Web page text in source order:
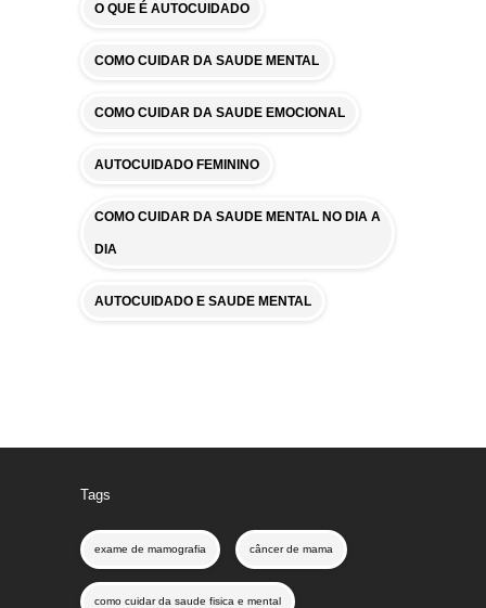
O QUE É AUTOCUIDADO
COMO CUIDAR DA SAUDE MENTAL
COMO CUIDAR DA SAUDE EMOCIONAL
AUTOCUIDADO FEMININO
COMO CUIDAR DA SAUDE MENTAL NO DIA A
DIA
AUTOCUIDADO E SAUDE MENTAL
Tags
exame de mamografia câncer de mama
como cuidar da saude fisica e mental